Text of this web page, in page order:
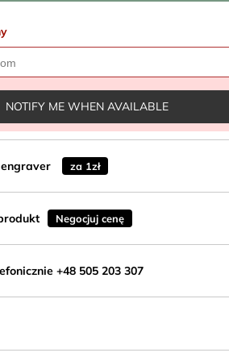
NOTIFY ME WHEN AVAILABLE
za 1zł
Negocjuj cenę
+48 505 203 307